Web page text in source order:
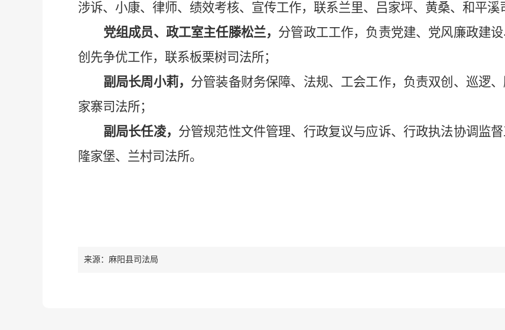
涉诉、小康、律师、绩效考核、宣传工作，联系兰里、吕家坪、黄桑、和平溪
党组成员、政工室主任滕松兰， 分管政工工作，负责党建、党风廉政建
创先争优工作，联系板栗树司法所；
副局长周小莉， 分管装备财务保障、法规、工会工作，负责双创、巡逻
家寨司法所；
副局长任凌， 分管规范性文件管理、行政复议与应诉、行政执法协调监
隆家堡、兰村司法所。
来源：麻阳县司法局